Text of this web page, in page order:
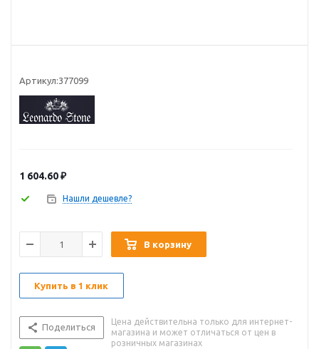
Артикул:377099
1 604.60₽
Нашли дешевле?
В корзину
Купить в 1 клик
Поделиться
Цена действительна только для интернет-
магазина и может отличаться от цен в
розничных магазинах